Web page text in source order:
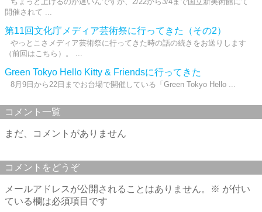
開催されて ...
第11回文化庁メディア芸術祭に行ってきた（その2）
やっとこさメディア芸術祭に行ってきた時の話の続きをお送りします
（前回はこちら）。 ...
Green Tokyo Hello Kitty & Friendsに行ってきた
8月9日から22日までお台場で開催している「Green Tokyo Hello ...
コメント一覧
まだ、コメントがありません
コメントをどうぞ
メールアドレスが公開されることはありません。 ※ が付い
ている欄は必須項目です